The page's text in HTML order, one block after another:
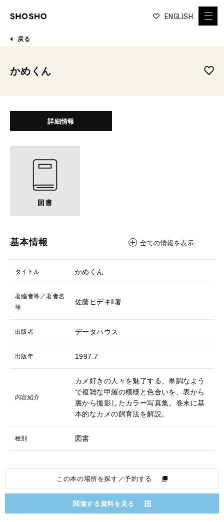
ENGLISH
戻る
かめくん
詳細情報
基本情報 全ての情報を表示
タイトル かめくん
著編者等／著者名
等
佐藤ヒデキ‖著
出版者 データハウス
出版年 1997.7
内容紹介
カメ好きの人々を魅了する、単調なよう
で複雑な甲羅の模様と色合いを、表から
裏から撮影したカラー写真集。巻末に基
本的なカメの飼育法を解説。
種別 図書
この本の場所を探す／予約する
関連する資料を見る